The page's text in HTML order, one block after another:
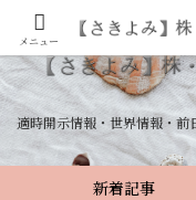
適時開示情報・世界情報・前
新着記事
メニュー